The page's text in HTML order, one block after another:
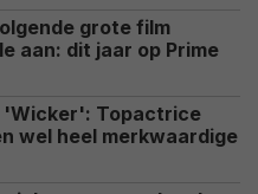
grote film
aan: dit jaar op Prime
'Wicker': Topactrice
wel heel merkwaardige